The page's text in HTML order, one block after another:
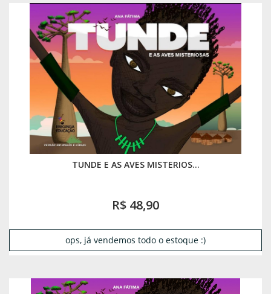
TUNDE E AS AVES MISTERIOS...
R$ 48,90
ops, já vendemos todo o estoque :)